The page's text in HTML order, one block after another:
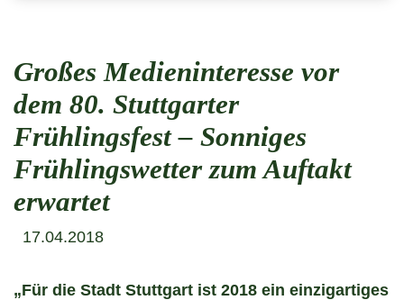
Großes Medieninteresse vor
dem 80. Stuttgarter
Frühlingsfest – Sonniges
Frühlingswetter zum Auftakt
erwartet
17.04.2018
„Für die Stadt Stuttgart ist 2018 ein einzigartiges